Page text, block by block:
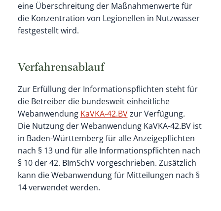
eine Überschreitung der Maßnahmenwerte für
die Konzentration von Legionellen in Nutzwasser
festgestellt wird.
Verfahrensablauf
Zur Erfüllung der Informationspflichten steht für
die Betreiber die bundesweit einheitliche
Webanwendung KaVKA-42.BVzur Verfügung.
Die Nutzung der Webanwendung KaVKA-42.BV ist
in Baden-Württemberg für alle Anzeigepflichten
nach § 13 und für alle Informationspflichten nach
§ 10 der 42. BImSchV vorgeschrieben. Zusätzlich
kann die Webanwendung für Mitteilungen nach §
14 verwendet werden.